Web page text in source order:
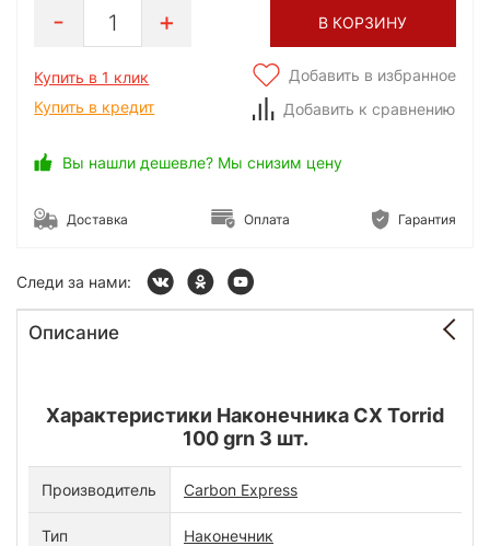
1 В КОРЗИНУ
Купить в 1 клик
Купить в кредит
Добавить в избранное
Добавить к сравнению
Вы нашли дешевле? Мы снизим цену
Доставка Оплата Гарантия
Следи за нами:
Описание
Характеристики Наконечника CX Torrid
100 grn 3 шт.
Производитель Carbon Express
Тип Наконечник